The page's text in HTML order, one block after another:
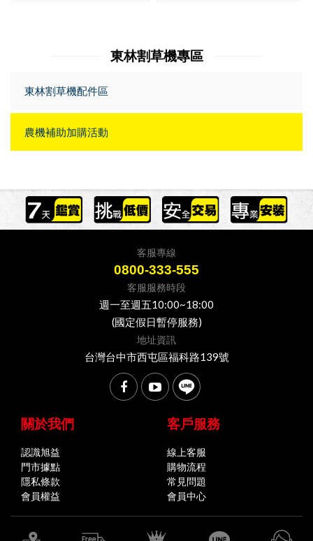
東林割草機專區
東林割草機配件區
農機補助加購活動
客服專線
0800-333-555
客服服務時段
週一至週五10:00~18:00
(國定假日暫停服務)
地址資訊
台灣台中市西屯區福科路139號
關於我們
認識旭益
門市據點
隱私條款
會員權益
客戶服務
線上客服
購物流程
常見問題
會員中心